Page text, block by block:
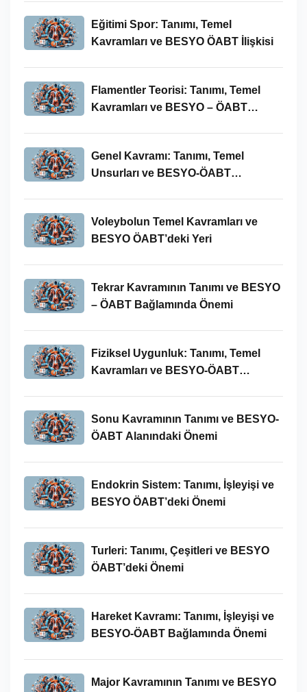
Eğitimi Spor: Tanımı, Temel
Kavramları ve BESYO ÖABT İlişkisi
Flamentler Teorisi: Tanımı, Temel
Kavramları ve BESYO – ÖABT
Genel Kavramı: Tanımı, Temel
Unsurları ve BESYO-ÖABT
Voleybolun Temel Kavramları ve
BESYO ÖABT’deki Yeri
Tekrar Kavramının Tanımı ve BESYO
– ÖABT Bağlamında Önemi
Fiziksel Uygunluk: Tanımı, Temel
Kavramları ve BESYO-ÖABT
Sonu Kavramının Tanımı ve BESYO-
ÖABT Alanındaki Önemi
Endokrin Sistem: Tanımı, İşleyişi ve
BESYO ÖABT’deki Önemi
Turleri: Tanımı, Çeşitleri ve BESYO
ÖABT’deki Önemi
Hareket Kavramı: Tanımı, İşleyişi ve
BESYO-ÖABT Bağlamında Önemi
Major Kavramının Tanımı ve BESYO